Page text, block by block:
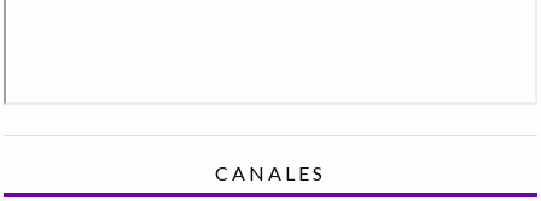
CANALES